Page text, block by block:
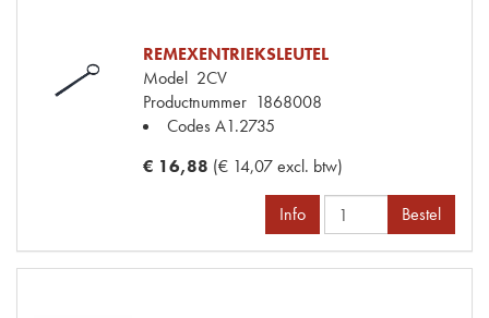
REMEXENTRIEKSLEUTEL
Model 2CV
Productnummer 1868008
CodesA1.2735
€ 16,88 (€ 14,07 excl. btw)
Info Bestel